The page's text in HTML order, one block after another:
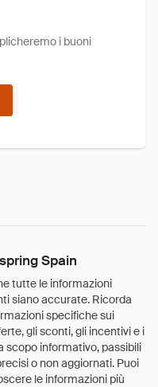
i buoni
Spain
tutte le informazioni
siano accurate. Ricorda
specifiche sui
gli sconti, gli incentivi e i
scopo informativo, passibili
o non aggiornati. Puoi
le informazioni più